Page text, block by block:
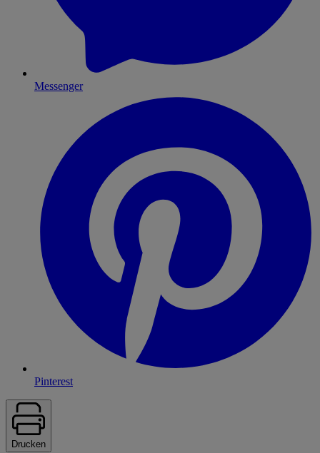
Messenger
Pinterest
Drucken